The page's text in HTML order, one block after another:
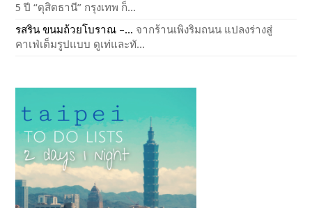
5 ปี “ดุสิตธานี” กรุงเทพ ก็...
รสริน ขนมถ้วยโบราณ –... จากร้านเพิงริมถนน แปลงร่างสู่
คาเฟ่เต็มรูปแบบ ดูเท่และทั...